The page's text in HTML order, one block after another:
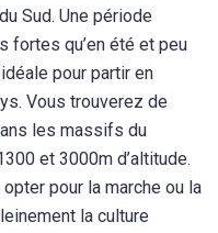
Sud. Une période
fortes qu’en été et peu
pour partir en
Vous trouverez de
les massifs du
et 3000m d’altitude.
pour la marche ou la
la culture